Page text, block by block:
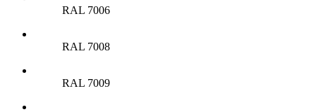
RAL 7006
RAL 7008
RAL 7009